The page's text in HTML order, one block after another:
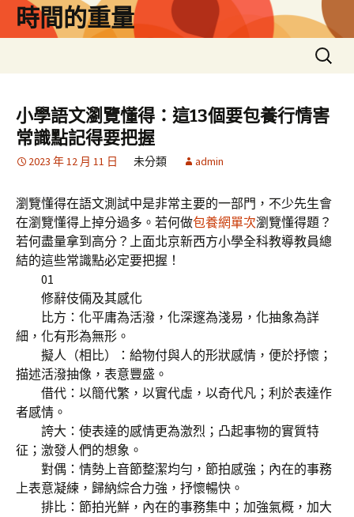
時間的重量
搜
尋
鍵
字:
小學語文瀏覽懂得：這13個要包養行情害
常識點記得要把握
2023 年 12 月 11 日 未分類 admin
瀏覽懂得在語文測試中是非常主要的一部門，不少先生會
在瀏覽懂得上掉分過多。若何做包養網單次瀏覽懂得題？
若何盡量拿到高分？上面北京新西方小學全科教導教員總
結的這些常識點必定要把握！
01
修辭伎倆及其感化
比方：化平庸為活潑，化深邃為淺易，化抽象為詳
細，化有形為無形。
擬人（相比）：給物付與人的形狀感情，便於抒懷；
描述活潑抽像，表意豐盛。
借代：以簡代繁，以實代虛，以奇代凡；利於表達作
者感情。
誇大：使表達的感情更為激烈；凸起事物的實質特
征；激發人們的想象。
對偶：情勢上音節整潔均勻，節拍感強；內在的事務
上表意凝練，歸納綜合力強，抒懷暢快。
排比：節拍光鮮，內在的事務集中；加強氣概，加大